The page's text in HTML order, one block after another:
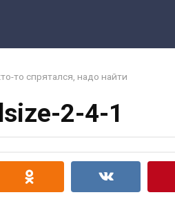
то спрятался, надо найти
2-4-1